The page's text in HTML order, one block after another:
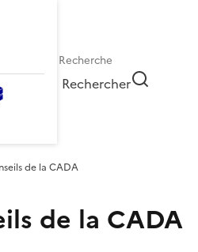
Rechercher
de la CADA
de la CADA